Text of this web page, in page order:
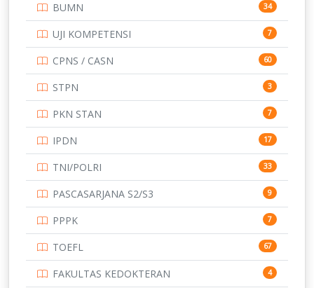
345
UNIVERSITAS AIRLANGGA 15
16
15
15
14
14
UNIVERSITAS CENDRAWASIH 14
15
219
11
BUMN 34
UJI KOMPETENSI 7
CPNS / CASN 60
STPN 3
PKN STAN 7
IPDN 17
TNI/POLRI 33
PASCASARJANA S2/S3 9
PPPK 7
TOEFL 67
FAKULTAS KEDOKTERAN 4